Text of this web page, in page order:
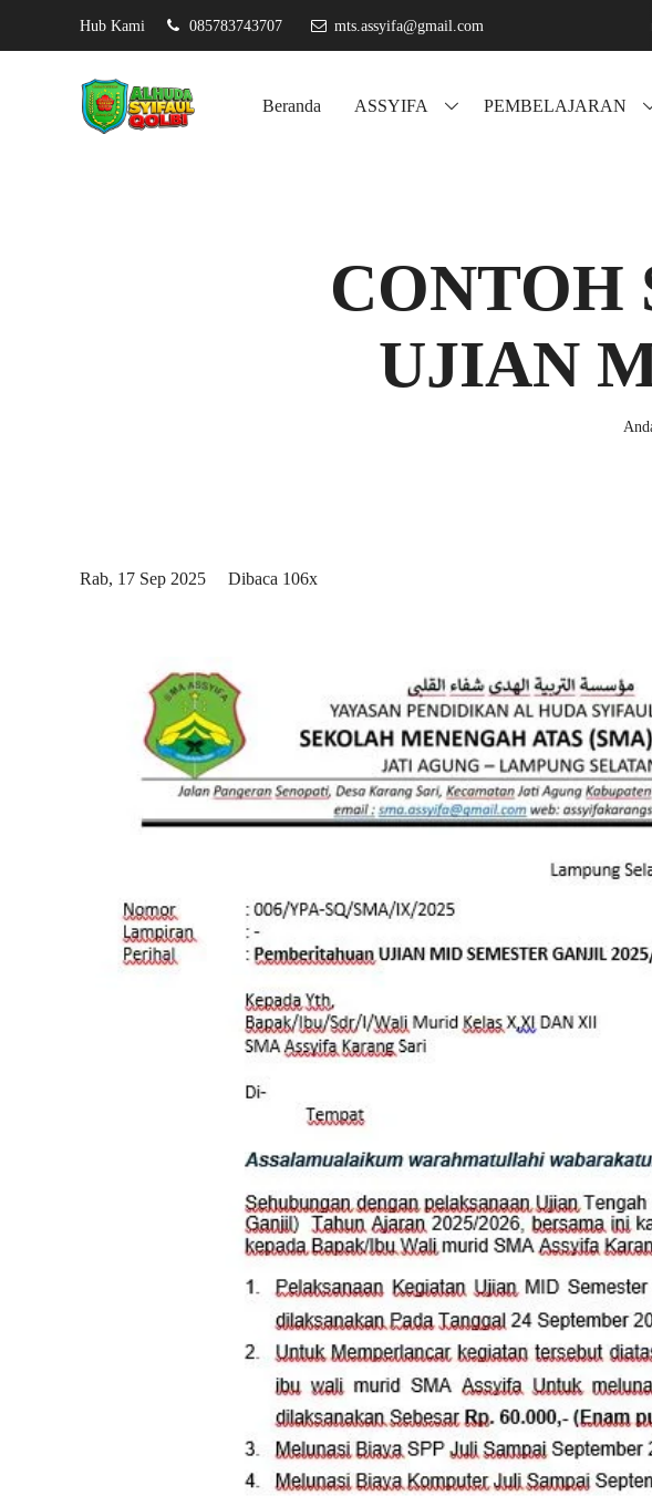
Hub Kami 085783743707 mts.assyifa@gmail.comAssyifa karang sari jati agung
Beranda ASSYIFA PEMBELAJARAN
CONTOH
UJIAN
Rab, 17 Sep 2025 Dibaca 106x